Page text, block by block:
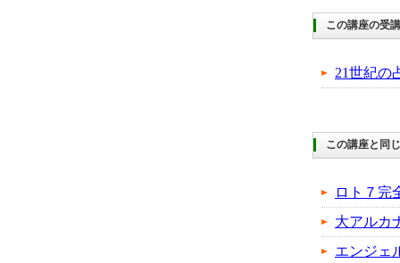
この講座の受
21世紀の
この講座と同
ロト７完
大アルカ
エンジェ